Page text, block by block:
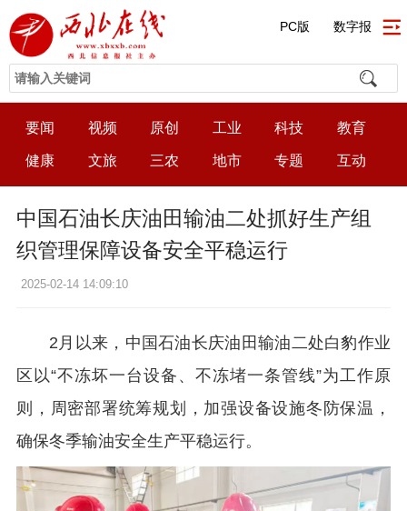
PC版 数字报
要闻 视频 原创 工业 科技 教育
健康 文旅 三农 地市 专题 互动
中国石油长庆油田输油二处抓好生产组
织管理保障设备安全平稳运行
2025-02-14 14:09:10
2月以来，中国石油长庆油田输油二处白豹作业
区以“不冻坏一台设备、不冻堵一条管线”为工作原
则，周密部署统筹规划，加强设备设施冬防保温，
确保冬季输油安全生产平稳运行。